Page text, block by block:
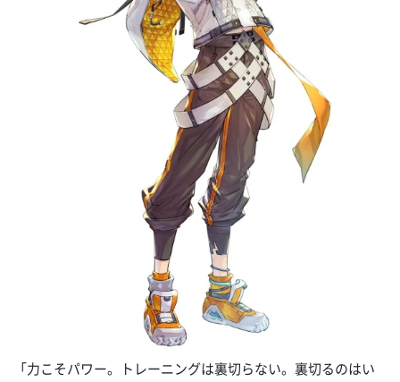
「力こそパワー。トレーニングは裏切らない。裏切るのはい